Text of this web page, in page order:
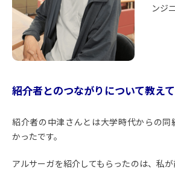
ンジ
――紹介者とのつながりについて教え
紹介者の中津さんとは大学時代からの同
かったです。
アルサーガを紹介してもらったのは、私